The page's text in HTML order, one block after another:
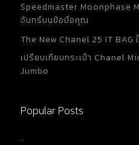
Speedmaster Moonphase
จันทร์บนข้อมือคุณ
The New Chanel 25 IT BAG
เปรียบเทียบกระเป๋า Chanel
Jumbo
Popular Posts
…